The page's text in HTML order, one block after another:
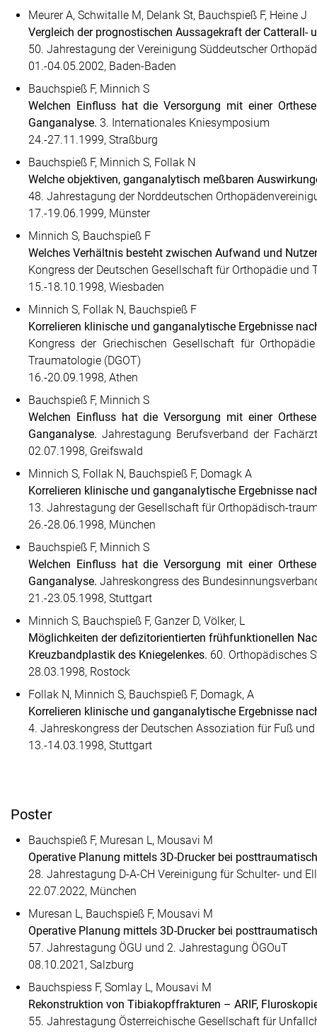
Meurer A, Schwitalle M, Delank St, Bauchspieß F, Heine J
Vergleich der prognostischen Aussagekraft der
50. Jahrestagung der Vereinigung Süddeutscher
01.-04.05.2002, Baden-Baden
Bauchspieß F, Minnich S
Welchen Einfluss hat die Versorgung mit einer
Ganganalyse. 3. Internationales Kniesymposium
24.-27.11.1999, Straßburg
Bauchspieß F, Minnich S, Follak N
Welche objektiven, ganganalytisch meßbaren
48. Jahrestagung der Norddeutschen
17.-19.06.1999, Münster
Minnich S, Bauchspieß F
Welches Verhältnis besteht zwischen Aufwand und
Kongress der Deutschen Gesellschaft für Orthopädie und
15.-18.10.1998, Wiesbaden
Minnich S, Follak N, Bauchspieß F
Korrelieren klinische und ganganalytische Ergebnisse
Kongress der Griechischen Gesellschaft für
Traumatologie (DGOT)
16.-20.09.1998, Athen
Bauchspieß F, Minnich S
Welchen Einfluss hat die Versorgung mit einer
Ganganalyse. Jahrestagung Berufsverband der
02.07.1998, Greifswald
Minnich S, Follak N, Bauchspieß F, Domagk A
Korrelieren klinische und ganganalytische Ergebnisse
13. Jahrestagung der Gesellschaft für Orthopädisch-
26.-28.06.1998, München
Bauchspieß F, Minnich S
Welchen Einfluss hat die Versorgung mit einer
Ganganalyse. Jahreskongress des
21.-23.05.1998, Stuttgart
Minnich S, Bauchspieß F, Ganzer D, Völker, L
Möglichkeiten der defizitorientierten frühfunktionellen
Kreuzbandplastik des Kniegelenkes. 60. Orthopädisches
28.03.1998, Rostock
Follak N, Minnich S, Bauchspieß F, Domagk, A
Korrelieren klinische und ganganalytische Ergebnisse
4. Jahreskongress der Deutschen Assoziation für Fuß und
13.-14.03.1998, Stuttgart
Poster
Bauchspieß F, Muresan L, Mousavi M
Operative Planung mittels 3D-Drucker bei
28. Jahrestagung D-A-CH Vereinigung für Schulter- und
22.07.2022, München
Muresan L, Bauchspieß F, Mousavi M
Operative Planung mittels 3D-Drucker bei
57. Jahrestagung ÖGU und 2. Jahrestagung ÖGOuT
08.10.2021, Salzburg
Bauchspiess F, Somlay L, Mousavi M
Rekonstruktion von Tibiakopffrakturen – ARIF,
55. Jahrestagung Österreichische Gesellschaft für